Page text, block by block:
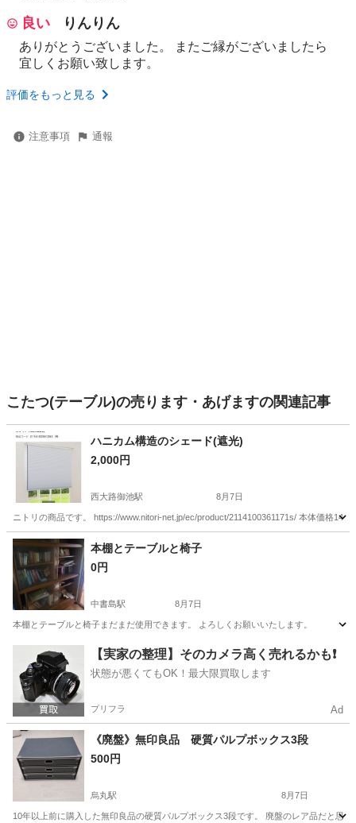
良い りんりん
ありがとうございました。 またご縁がございましたら
宜しくお願い致します。
評価をもっと見る
注意事項 通報
こたつ(テーブル)の売ります・あげますの関連記事
ハニカム構造のシェード(遮光)
2,000円
西大路御池駅 8月7日
ニトリの商品です。 https://www.nitori-net.jp/ec/product/2114100361171s/ 本体価格
京都 京都市 西大路御池駅 カーテン、ブラインド
カーテンレール
本棚とテーブルと椅子
0円
中書島駅 8月7日
本棚とテーブルと椅子まだまだ使用できます。 よろしくお願いいたします。
中書島駅 収納家具
【実家の整理】そのカメラ高く売れるかも❗️
状態が悪くてもOK！最大限買取します
プリフラ Ad
《廃盤》無印良品 硬質パルプボックス3段
500円
烏丸駅 8月7日
10年以上前に購入した無印良品の硬質パルプボックス3段です。 廃盤のレア品だと思